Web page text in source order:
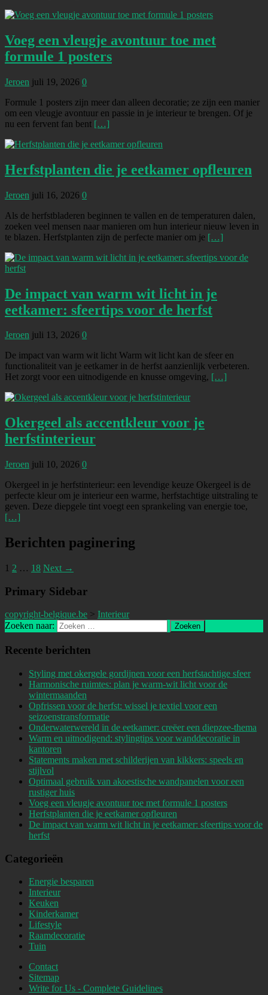
Voeg een vleugje avontuur toe met
formule 1 posters
Jeroen juli 19, 2026 0
Formule 1 posters zijn meer dan alleen decoratie; ze zijn een manier
om een vleugje avontuur en passie in je interieur te brengen. Of je
nu een fervent fan bent […]
Herfstplanten die je eetkamer opfleuren
Jeroen juli 16, 2026 0
Als de herfstbladeren beginnen te vallen en de temperaturen dalen,
zoeken veel mensen naar manieren om hun interieur nieuw leven in
te blazen. Herfstplanten zijn de perfecte manier om je […]
De impact van warm wit licht in je
eetkamer: sfeertips voor de herfst
Jeroen juli 13, 2026 0
De impact van warm wit licht Warm wit licht kan de sfeer en
functionaliteit van je eetkamer in de herfst aanzienlijk verbeteren.
Het zorgt voor een uitnodigende en knusse omgeving, […]
Okergeel als accentkleur voor je
herfstinterieur
Jeroen juli 10, 2026 0
Okergeel in je herfstinterieur: een levendige keuze Okergeel is de
perfecte kleur om je interieur een warme, herfstachtige uitstraling te
geven. Deze diepgele tint voegt een sprankeling van energie toe,
[…]
Berichten paginering
1 2 … 18 Next →
Primary Sidebar
copyright-belgique.be > Interieur
Zoeken naar:
Recente berichten
Styling met okergele gordijnen voor een herfstachtige sfeer
Harmonische ruimtes: plan je warm-wit licht voor de
wintermaanden
Opfrissen voor de herfst: wissel je textiel voor een
seizoenstransformatie
Onderwaterwereld in de eetkamer: creëer een diepzee-thema
Warm en uitnodigend: stylingtips voor wanddecoratie in
kantoren
Statements maken met schilderijen van kikkers: speels en
stijlvol
Optimaal gebruik van akoestische wandpanelen voor een
rustiger huis
Voeg een vleugje avontuur toe met formule 1 posters
Herfstplanten die je eetkamer opfleuren
De impact van warm wit licht in je eetkamer: sfeertips voor de
herfst
Categorieën
Energie besparen
Interieur
Keuken
Kinderkamer
Lifestyle
Raamdecoratie
Tuin
Contact
Sitemap
Write for Us - Complete Guidelines